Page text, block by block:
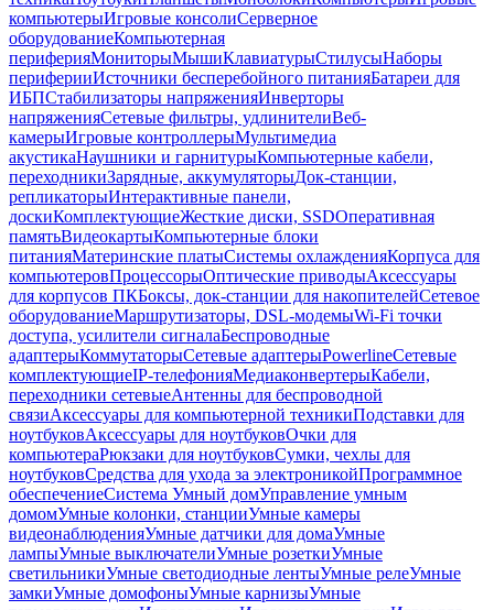
компьютерыИгровые консолиСерверное
оборудованиеКомпьютерная
периферияМониторыМышиКлавиатурыСтилусыНаборы
периферииИсточники бесперебойного питанияБатареи для
ИБПСтабилизаторы напряженияИнверторы
напряженияСетевые фильтры, удлинителиВеб-
камерыИгровые контроллерыМультимедиа
акустикаНаушники и гарнитурыКомпьютерные кабели,
переходникиЗарядные, аккумуляторыДок-станции,
репликаторыИнтерактивные панели,
доскиКомплектующиеЖесткие диски, SSDОперативная
памятьВидеокартыКомпьютерные блоки
питанияМатеринские платыСистемы охлажденияКорпуса для
компьютеровПроцессорыОптические приводыАксессуары
для корпусов ПКБоксы, док-станции для накопителейСетевое
оборудованиеМаршрутизаторы, DSL-модемыWi-Fi точки
доступа, усилители сигналаБеспроводные
адаптерыКоммутаторыСетевые адаптерыPowerlineСетевые
комплектующиеIP-телефонияМедиаконвертерыКабели,
переходники сетевыеАнтенны для беспроводной
связиАксессуары для компьютерной техникиПодставки для
ноутбуковАксессуары для ноутбуковОчки для
компьютераРюкзаки для ноутбуковСумки, чехлы для
ноутбуковСредства для ухода за электроникойПрограммное
обеспечениеСистема Умный домУправление умным
домомУмные колонки, станцииУмные камеры
видеонаблюденияУмные датчики для домаУмные
лампыУмные выключателиУмные розеткиУмные
светильникиУмные светодиодные лентыУмные релеУмные
замкиУмные домофоныУмные карнизыУмные